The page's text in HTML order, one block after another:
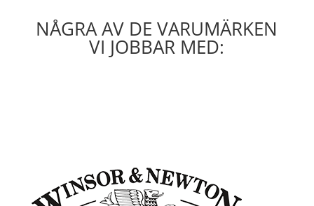
NÅGRA AV DE VARUMÄRKEN
VI JOBBAR MED: